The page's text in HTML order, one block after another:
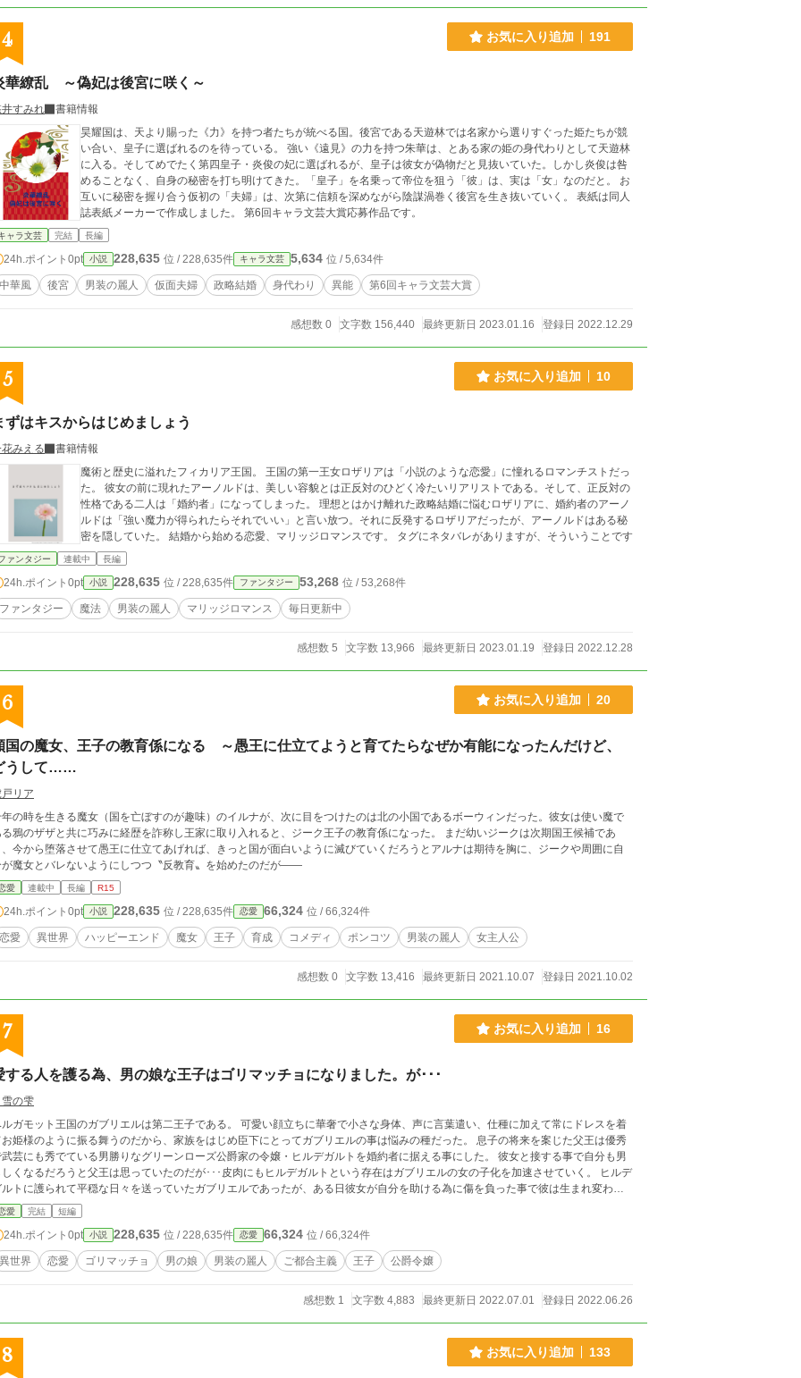
4 お気に入り追加 191
華繚乱 ～偽妃は後宮に咲く～
すみれ
書籍情報
昊耀国は、天より賜った《力》を持つ者たちが統べる国。後宮である天遊林では名家から選りすぐった姫たちが競
い合い、皇子に選ばれるのを待っている。 強い《遠見》の力を持つ朱華は、とある家の姫の身代わりとして天遊林
に入る。そしてめでたく第四皇子・炎俊の妃に選ばれるが、皇子は彼女が偽物だと見抜いていた。しかし炎俊は咎
めることなく、自身の秘密を打ち明けてきた。「皇子」を名乗って帝位を狙う「彼」は、実は「女」なのだと。 お
互いに秘密を握り合う仮初の「夫婦」は、次第に信頼を深めながら陰謀渦巻く後宮を生き抜いていく。 表紙は同人
誌表紙メーカーで作成しました。 第6回キャラ文芸大賞応募作品です。
ャラ文芸 完結 長編
24h.ポイント 0pt 小説 228,635 位 / 228,635件 キャラ文芸 5,634 位 / 5,634件
中華風 後宮 男装の麗人 仮面夫婦 政略結婚 身代わり 異能 第6回キャラ文芸大賞
感想数 0 文字数 156,440 最終更新日 2023.01.16 登録日 2022.12.29
5 お気に入り追加 10
ずはキスからはじめましょう
みえる
書籍情報
魔術と歴史に溢れたフィカリア王国。 王国の第一王女ロザリアは「小説のような恋愛」に憧れるロマンチストだっ
た。 彼女の前に現れたアーノルドは、美しい容貌とは正反対のひどく冷たいリアリストである。そして、正反対の
性格である二人は「婚約者」になってしまった。 理想とはかけ離れた政略結婚に悩むロザリアに、婚約者のアーノ
ルドは「強い魔力が得られたらそれでいい」と言い放つ。それに反発するロザリアだったが、アーノルドはある秘
密を隠していた。 結婚から始める恋愛、マリッジロマンスです。 タグにネタバレがありますが、そういうことです
ァンタジー 連載中 長編
24h.ポイント 0pt 小説 228,635 位 / 228,635件 ファンタジー 53,268 位 / 53,268件
ファンタジー 魔法 男装の麗人 マリッジロマンス 毎日更新中
感想数 5 文字数 13,966 最終更新日 2023.01.19 登録日 2022.12.28
6 お気に入り追加 20
国の魔女、王子の教育係になる ～愚王に仕立てようと育てたらなぜか有能になったんだけど、
うして……
リア
の時を生きる魔女（国を亡ぼすのが趣味）のイルナが、次に目をつけたのは北の小国であるボーウィンだった。彼女は使い魔で
鴉のザザと共に巧みに経歴を詐称し王家に取り入れると、ジーク王子の教育係になった。 まだ幼いジークは次期国王候補であ
今から堕落させて愚王に仕立てあげれば、きっと国が面白いように滅びていくだろうとアルナは期待を胸に、ジークや周囲に自
が魔女とバレないようにしつつ〝反教育〟を始めたのだが――
愛 連載中 長編 R15
24h.ポイント 0pt 小説 228,635 位 / 228,635件 恋愛 66,324 位 / 66,324件
恋愛 異世界 ハッピーエンド 魔女 王子 育成 コメディ ポンコツ 男装の麗人 女主人公
感想数 0 文字数 13,416 最終更新日 2021.10.07 登録日 2021.10.02
7 お気に入り追加 16
する人を護る為、男の娘な王子はゴリマッチョになりました。が･･･
の雫
ガモット王国のガブリエルは第二王子である。 可愛い顔立ちに華奢で小さな身体、声に言葉遣い、仕種に加えて常にドレスを着
姫様のように振る舞うのだから、家族をはじめ臣下にとってガブリエルの事は悩みの種だった。 息子の将来を案じた父王は優秀
芸にも秀でている男勝りなグリーンローズ公爵家の令嬢・ヒルデガルトを婚約者に据える事にした。 彼女と接する事で自分も男
くなるだろうと父王は思っていたのだが･･･皮肉にもヒルデガルトという存在はガブリエルの女の子化を加速させていく。 ヒルデ
トに護られて平穏な日々を送っていたガブリエルであったが、ある日彼女が自分を助ける為に傷を負った事で彼は生まれ変わ
マッチョとして──･･･。 果たしてガブリエルはヒルデガルトと結ばれるだろうか？ この話は『男の娘って華奢で女性ものの
似合うし、どこからどう見ても女の子だわ。BLでは右側が固定となっているからナニも小さく描かれているよな。第二次性徴が
た男の娘がゴリマッチョになったら？』という考えから生まれた話です。 ご都合主義でバックグラウンドなど深く考えずに書い
例によって例の如くゆるふわ設定です。
愛 完結 短編
24h.ポイント 0pt 小説 228,635 位 / 228,635件 恋愛 66,324 位 / 66,324件
異世界 恋愛 ゴリマッチョ 男の娘 男装の麗人 ご都合主義 王子 公爵令嬢
感想数 1 文字数 4,883 最終更新日 2022.07.01 登録日 2022.06.26
8 お気に入り追加 133